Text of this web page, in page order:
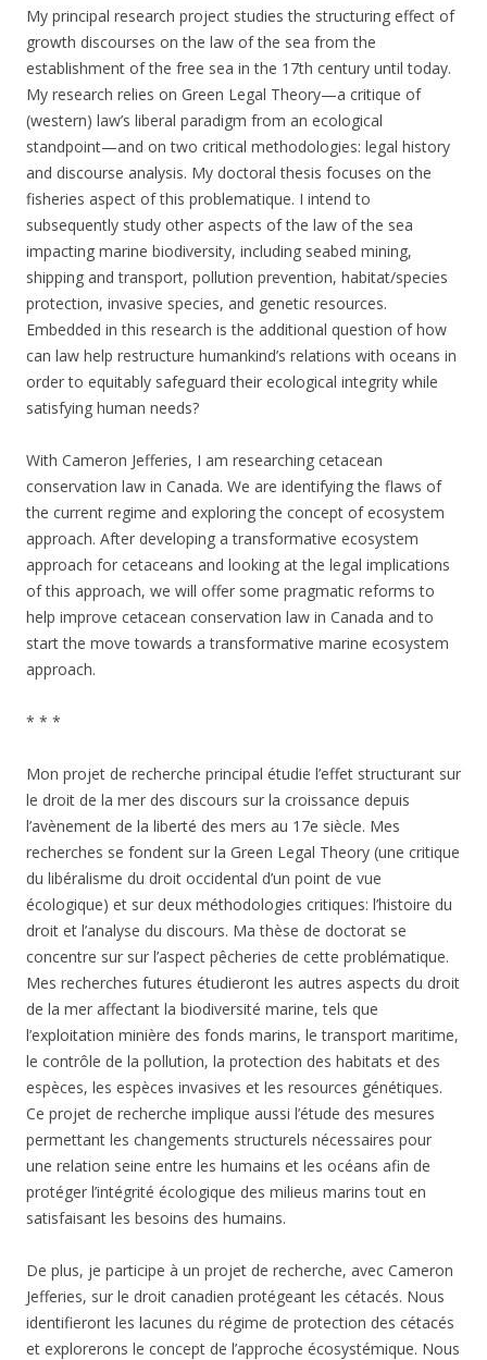
My principal research project studies the structuring effect of
growth discourses on the law of the sea from the
establishment of the free sea in the 17th century until today.
My research relies on Green Legal Theory—a critique of
(western) law’s liberal paradigm from an ecological
standpoint—and on two critical methodologies: legal history
and discourse analysis. My doctoral thesis focuses on the
fisheries aspect of this problematique. I intend to
subsequently study other aspects of the law of the sea
impacting marine biodiversity, including seabed mining,
shipping and transport, pollution prevention, habitat/species
protection, invasive species, and genetic resources.
Embedded in this research is the additional question of how
can law help restructure humankind’s relations with oceans in
order to equitably safeguard their ecological integrity while
satisfying human needs?
With Cameron Jefferies, I am researching cetacean
conservation law in Canada. We are identifying the flaws of
the current regime and exploring the concept of ecosystem
approach. After developing a transformative ecosystem
approach for cetaceans and looking at the legal implications
of this approach, we will offer some pragmatic reforms to
help improve cetacean conservation law in Canada and to
start the move towards a transformative marine ecosystem
approach.
* * *
Mon projet de recherche principal étudie l’effet structurant sur
le droit de la mer des discours sur la croissance depuis
l’avènement de la liberté des mers au 17e siècle. Mes
recherches se fondent sur la Green Legal Theory (une critique
du libéralisme du droit occidental d’un point de vue
écologique) et sur deux méthodologies critiques: l’histoire du
droit et l’analyse du discours. Ma thèse de doctorat se
concentre sur sur l’aspect pêcheries de cette problématique.
Mes recherches futures étudieront les autres aspects du droit
de la mer affectant la biodiversité marine, tels que
l’exploitation minière des fonds marins, le transport maritime,
le contrôle de la pollution, la protection des habitats et des
espèces, les espèces invasives et les resources génétiques.
Ce projet de recherche implique aussi l’étude des mesures
permettant les changements structurels nécessaires pour
une relation seine entre les humains et les océans afin de
protéger l’intégrité écologique des milieus marins tout en
satisfaisant les besoins des humains.
De plus, je participe à un projet de recherche, avec Cameron
Jefferies, sur le droit canadien protégeant les cétacés. Nous
identifieront les lacunes du régime de protection des cétacés
et explorerons le concept de l’approche écosystémique. Nous